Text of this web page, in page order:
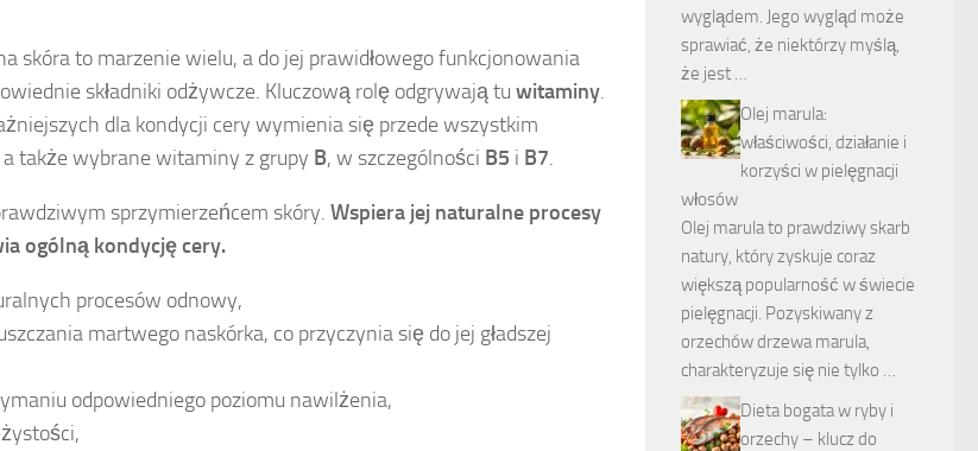
skóra to marzenie wielu, a do jej prawidłowego funkcjonowania
składniki odżywcze. Kluczową rolę odgrywają tu witaminy.
dla kondycji cery wymienia się przede wszystkim
a także wybrane witaminy z grupy B, w szczególności B5 i B7.
sprzymierzeńcem skóry. Wspiera jej naturalne procesy
ogólną kondycję cery.
procesów odnowy,
martwego naskórka, co przyczynia się do jej gładszej
odpowiedniego poziomu nawilżenia,
wyglądem. Jego wygląd może
sprawiać, że niektórzy myślą,
że jest …
Olej marula:
właściwości, działanie i
korzyści w pielęgnacji
włosów
Olej marula to prawdziwy skarb
natury, który zyskuje coraz
większą popularność w świecie
pielęgnacji. Pozyskiwany z
orzechów drzewa marula,
charakteryzuje się nie tylko …
Dieta bogata w ryby i
orzechy – klucz do